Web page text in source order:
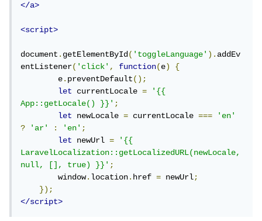
</a>
<script>
document.getElementById('toggleLanguage').addEv
entListener('click', function(e)
{
        e
.preventDefault();
let
currentLocale =
'{{
App::getLocale() }}';
let
newLocale = currentLocale ===
'en'
?
'ar' : 'en';
let
newUrl =
'{{
LaravelLocalization::getLocalizedURL(newLocale,
null, [], true) }}';
        window
.location.href = newUrl;
});
</script>